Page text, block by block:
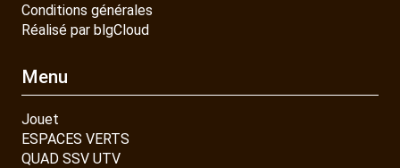
Conditions générales
Réalisé par blgCloud
Menu
Jouet
ESPACES VERTS
QUAD SSV UTV